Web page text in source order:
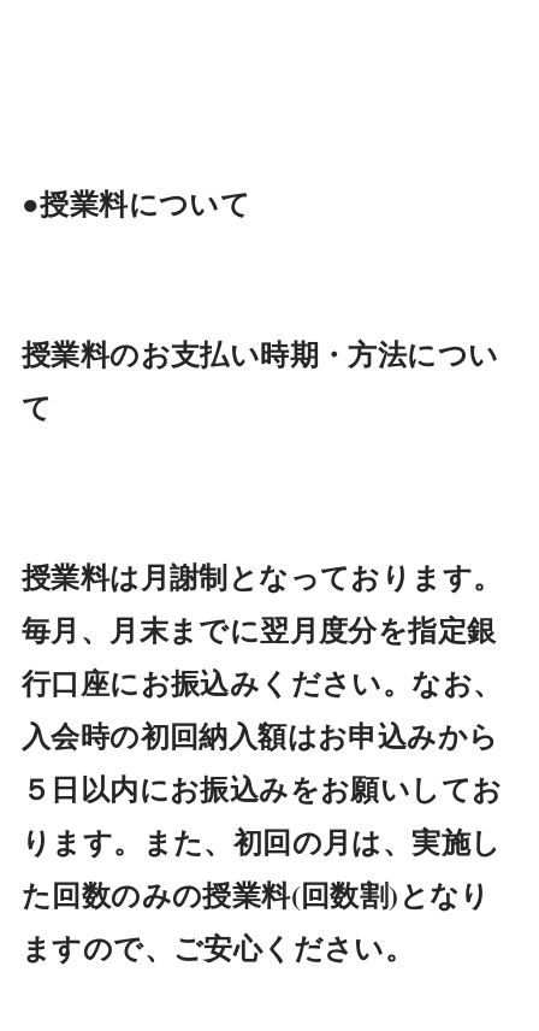
●授業料について
授業料のお支払い時期・方法につい
て
授業料は月謝制となっております。
毎月、月末までに翌月度分を指定銀
行口座にお振込みください。なお、
入会時の初回納入額はお申込みから
５日以内にお振込みをお願いしてお
ります。また、初回の月は、実施し
た回数のみの授業料(回数割)となり
ますので、ご安心ください。